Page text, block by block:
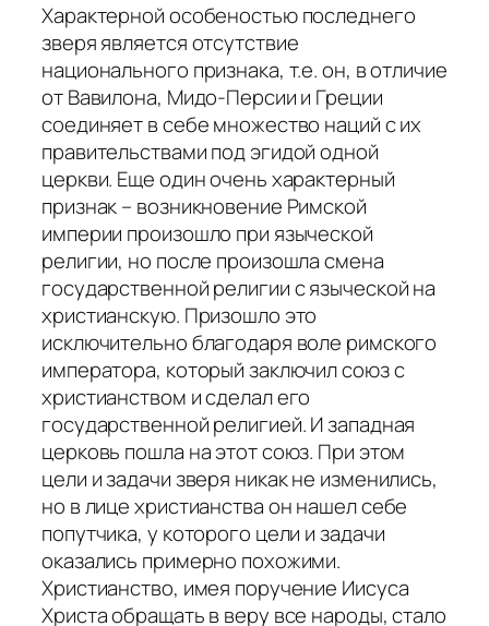
Характерной особеностью последнего
зверя является отсутствие
национального признака, т.е. он, в отличие
от Вавилона, Мидо-Персии и Греции
соединяет в себе множество наций с их
правительствами под эгидой одной
церкви. Еще один очень характерный
признак – возникновение Римской
империи произошло при языческой
религии, но после произошла смена
государственной религии с языческой на
христианскую. Призошло это
исключительно благодаря воле римского
императора, который заключил союз с
христианством и сделал его
государственной религией. И западная
церковь пошла на этот союз. При этом
цели и задачи зверя никак не изменились,
но в лице христианства он нашел себе
попутчика, у которого цели и задачи
оказались примерно похожими.
Христианство, имея поручение Иисуса
Христа обращать в веру все народы, стало